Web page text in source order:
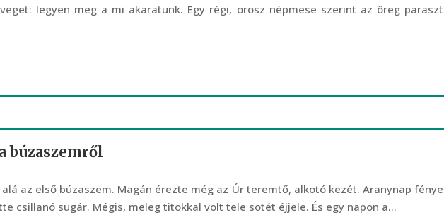
legyen meg a mi akaratunk. Egy régi, orosz népmese szerint az öreg paraszt
búzaszemről
az első búzaszem. Magán érezte még az Úr teremtő, alkotó kezét. Aranynap fénye
csillanó sugár. Mégis, meleg titokkal volt tele sötét éjjele. És egy napon a...